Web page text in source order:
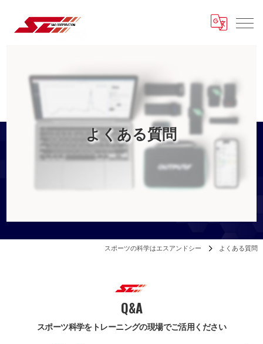
よくある質問
スポーツの科学はエスアンドシー よくある質問
スポーツ科学をトレーニングの現場でご活用ください
Q&A